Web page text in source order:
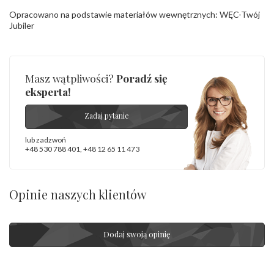
Opracowano na podstawie materiałów wewnętrznych: WĘC-Twój
Jubiler
Masz wątpliwości? Poradź się
eksperta!
Zadaj pytanie
lub zadzwoń
+48 530 788 401, +48 12 65 11 473
Opinie naszych klientów
Dodaj swoją opinię